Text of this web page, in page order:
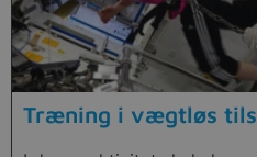
Træning i vægtløs